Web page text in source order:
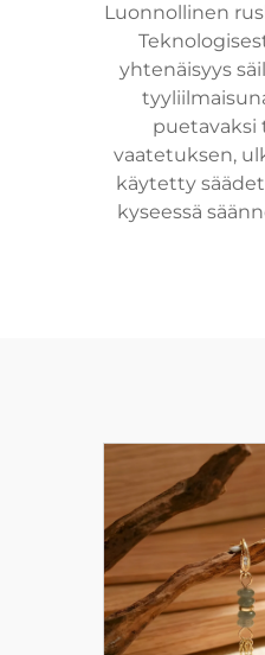
Luonnollinen
yhtenäisyys
puetavaksi
vaatetuksen,
käytetty
kyseessä